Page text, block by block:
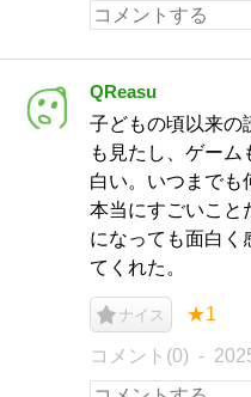
QReasu
子どもの頃以来の
も見たし、ゲー
白い。いつまでも
本当にすごいこと
になっても面白く
てくれた。
ナイス ★1
コメント(0)